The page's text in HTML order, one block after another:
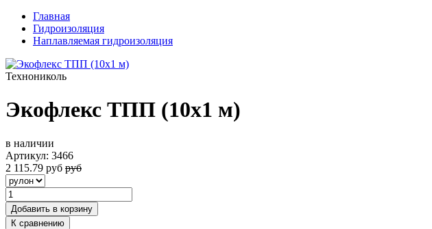
Главная
Гидроизоляция
Наплавляемая гидроизоляция
Технониколь
Экофлекс ТПП (10х1 м)
в наличии
Артикул: 3466
2 115.79 руб руб
Добавить в корзину
К сравнению